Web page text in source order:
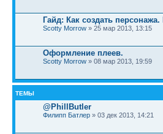
Гайд: Как создать персонажа.
Sсotty Morrow » 25 мар 2013, 13:15
Оформление плеев.
Sсotty Morrow » 08 мар 2013, 19:59
ТЕМЫ
@PhillButler
Филипп Батлер » 03 дек 2013, 14:21